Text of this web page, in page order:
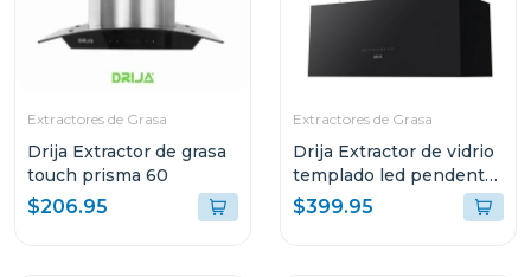
Extractores de Grasa
Drija Extractor de grasa
touch prisma 60
$206.95
Extractores de Grasa
Drija Extractor de vidrio
templado led pendente
90
$399.95